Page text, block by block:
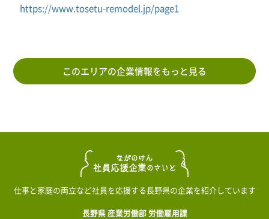
https://www.tosetu-remodel.jp/page1
このエリアの企業情報をもっと見る
仕事と家庭の両立など社員を応援する長野県の企業を紹介しています
長野県 産業労働部 労働雇用課